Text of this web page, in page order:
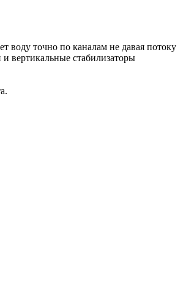
воду точно по каналам не давая потоку
вертикальные стабилизаторы